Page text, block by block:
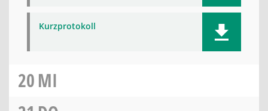
Kurzprotokoll
20MI